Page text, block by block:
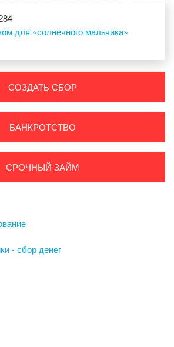
для «солнечного мальчика»
СОЗДАТЬ СБОР
БАНКРОТСТВО
СРОЧНЫЙ ЗАЙМ
- сбор денег